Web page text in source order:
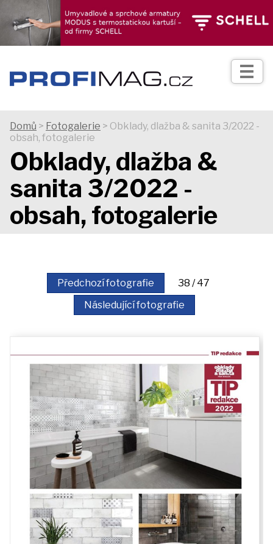
TIPY
Praxe
Fotogalerie
Produkty
Kontakt
Domů > Fotogalerie > Obklady, dlažba & sanita 3/2022 -
obsah, fotogalerie
Obklady, dlažba &
sanita 3/2022 -
obsah, fotogalerie
Předchozí fotografie
38 / 47
Následující fotografie